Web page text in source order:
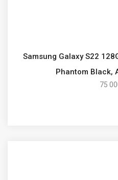
Samsung Galaxy S22
Phantom Black,
75